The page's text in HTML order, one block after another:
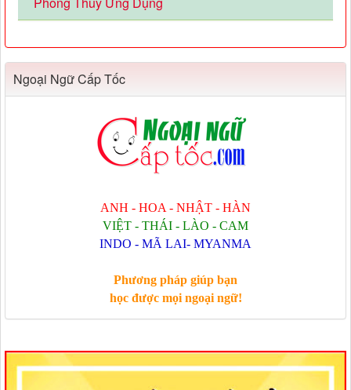
Ngoại Ngữ Cấp Tốc
ANH - HOA - NHẬT - HÀN
VIỆT - THÁI - LÀO - CAM
INDO - MÃ LAI- MYANMA
Phương pháp giúp bạn
học được mọi ngoại ngữ!